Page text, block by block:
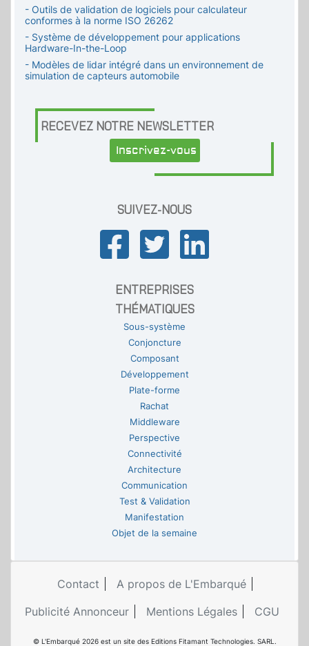
- Outils de validation de logiciels pour calculateur
conformes à la norme ISO 26262
- Système de développement pour applications
Hardware-In-the-Loop
- Modèles de lidar intégré dans un environnement de
simulation de capteurs automobile
RECEVEZ NOTRE NEWSLETTER
Inscrivez-vous
SUIVEZ-NOUS
ENTREPRISES
THÉMATIQUES
Sous-système
Conjoncture
Composant
Développement
Plate-forme
Rachat
Middleware
Perspective
Connectivité
Architecture
Communication
Test & Validation
Manifestation
Objet de la semaine
Contact
A propos de L'Embarqué
Publicité Annonceur
Mentions Légales CGU
© L'Embarqué 2026 est un site des Editions Fitamant Technologies. SARL.